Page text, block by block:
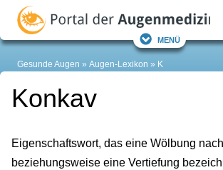
Menü
Gesunde Augen Augen-Lexikon K
Konkav
Eigenschaftswort, das eine Wölbung
beziehungsweise eine Vertiefung